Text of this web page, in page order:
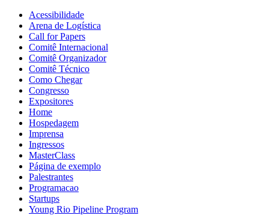
Acessibilidade
Arena de Logística
Call for Papers
Comitê Internacional
Comitê Organizador
Comitê Técnico
Como Chegar
Congresso
Expositores
Home
Hospedagem
Imprensa
Ingressos
MasterClass
Página de exemplo
Palestrantes
Programacao
Startups
Young Rio Pipeline Program